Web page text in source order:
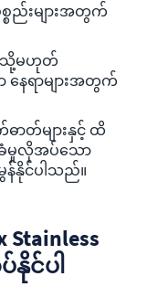
ည်းများအတွက်
သို့မဟုတ်
နေရာများအတွက်
တ်များနှင့် ထိ
ခံမှုလိုအပ်သော
န်နိုင်ပါသည်။
င်ပါ